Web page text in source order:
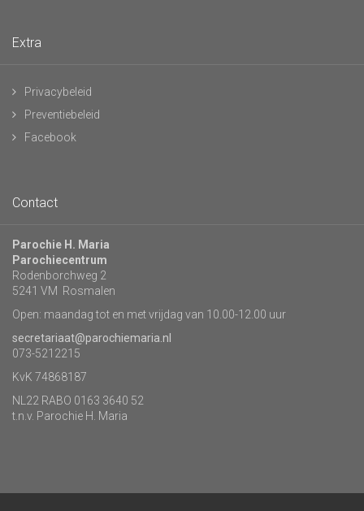
Extra
Privacybeleid
Preventiebeleid
Facebook
Contact
Parochie H. Maria
Parochiecentrum
Rodenborchweg 2
5241 VM Rosmalen
Open: maandag tot en met vrijdag van 10.00-12.00 uur
secretariaat@parochiemaria.nl
073-5212215
KvK 74868187
NL22 RABO 0163 3640 52
t.n.v. Parochie H. Maria